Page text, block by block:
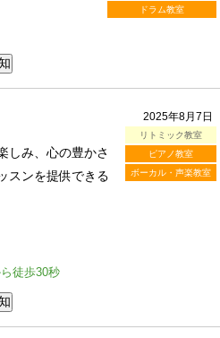
ドラム教室
2025年8月7日
リトミック教室
ピアノ教室
ボーカル・声楽教室
しみ、心の豊かさ
スンを提供できる
徒歩30秒